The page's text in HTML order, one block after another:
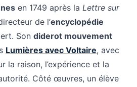
en 1749 après la Lettre sur
de l’encyclopédie
Son diderot mouvement
Lumières avec Voltaire, avec
la raison, l’expérience et la
Côté œuvres, un élève